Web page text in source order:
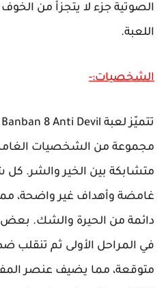
الصوتية جزء لا يتجزأ من الخوف
اللعبة.
الشخصيات:-
مجموعة من الشخصيات
متشابكة بين الخير والشر.
غامضة وأهداف غير واضحة،
دائمة من الحيرة والشك.
في المراحل الأولى ثم تنقلب
متوقعة، مما يضيف عنصر